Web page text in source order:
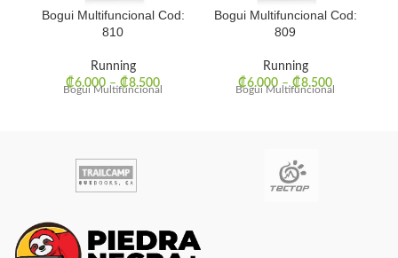
Bogui Multifuncional Cod:
810
Running
₡6.000 –₡8.500
Bogui Multifuncional
Bogui Multifuncional Cod:
809
Running
₡6.000 –₡8.500
Bogui Multifuncional